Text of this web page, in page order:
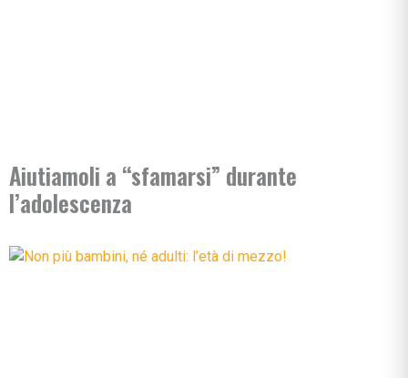
Aiutiamoli a “sfamarsi” durante
l’adolescenza